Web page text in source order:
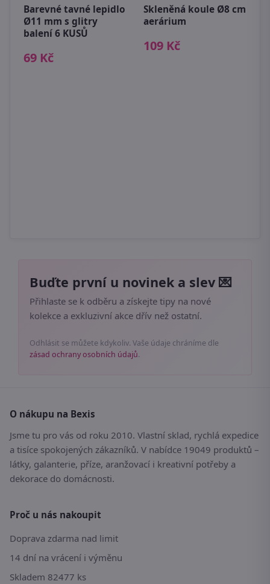
Barevné tavné lepidlo
Ø11 mm s glitry
balení 6 KUSŮ
69 Kč
Skleněná koule Ø8 cm
aerárium
109 Kč
Buďte první u novinek a slev 💌
Přihlaste se k odběru a získejte tipy na nové
kolekce a exkluzivní akce dřív než ostatní.
Odhlásit se můžete kdykoliv. Vaše údaje chráníme dle
zásad ochrany osobních údajů.
O nákupu na Bexis
Jsme tu pro vás od roku 2010. Vlastní sklad, rychlá expedice
a tisíce spokojených zákazníků. V nabídce 19049 produktů –
látky, galanterie, příze, aranžovací i kreativní potřeby a
dekorace do domácnosti.
Proč u nás nakoupit
Doprava zdarma nad limit
14 dní na vrácení i výměnu
Skladem 82477 ks